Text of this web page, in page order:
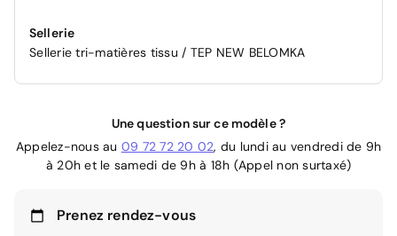
Sellerie
Sellerie tri-matières tissu / TEP NEW BELOMKA
Une question sur ce modèle ?
Appelez-nous au 09 72 72 20 02, du lundi au vendredi de 9h
à 20h et le samedi de 9h à 18h (Appel non surtaxé)
Prenez rendez-vous